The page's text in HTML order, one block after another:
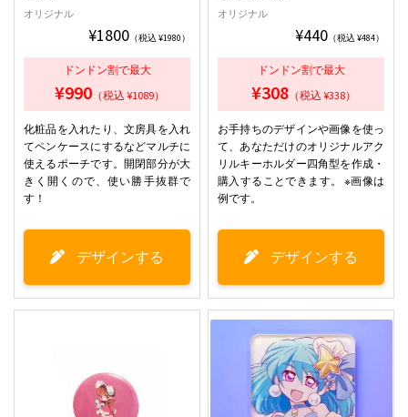
オリジナル
¥1800 （税込 ¥1980）
ドンドン割で最大
¥990 （税込 ¥1089）
化粧品を入れたり、文房具を入れ
てペンケースにするなどマルチに
使えるポーチです。開閉部分が大
きく開くので、使い勝手抜群で
す！
デザインする
オリジナル
¥440 （税込 ¥484）
ドンドン割で最大
¥308 （税込 ¥338）
お手持ちのデザインや画像を使っ
て、あなただけのオリジナルアク
リルキーホルダー四角型を作成・
購入することできます。 ※画像は
例です。
デザインする